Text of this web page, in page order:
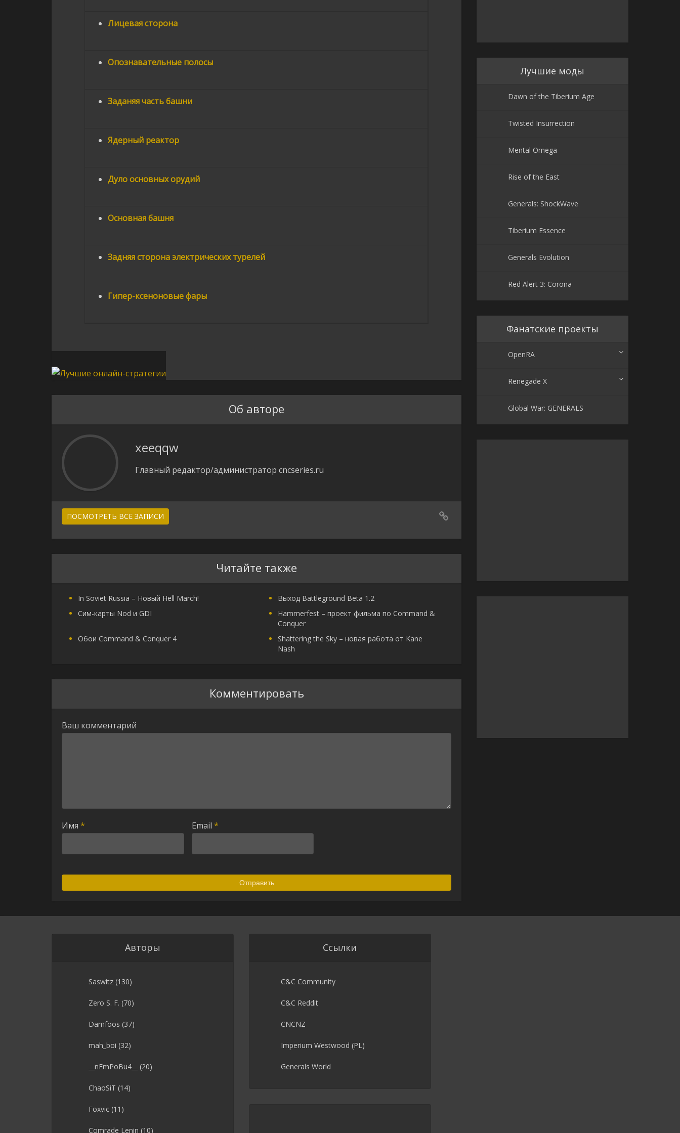
Лицевая сторона
Опознавательные полосы
Заданяя часть башни
Ядерный реактор
Дуло основных орудий
Основная башня
Задняя сторона электрических турелей
Гипер-ксеноновые фары
Об авторе
xeeqqw
Главный редактор/администратор cncseries.ru
ПОСМОТРЕТЬ ВСЕ ЗАПИСИ
Читайте также
In Soviet Russia – Новый Hell March!
Выход Battleground Beta 1.2
Сим-карты Nod и GDI
Hammerfest – проект фильма по Command &
Conquer
Обои Command & Conquer 4
Shattering the Sky – новая работа от Kane
Nash
Комментировать
Ваш комментарий
Имя * Email *
Лучшие моды
Dawn of the Tiberium Age
Twisted Insurrection
Mental Omega
Rise of the East
Generals: ShockWave
Tiberium Essence
Generals Evolution
Red Alert 3: Corona
Фанатские проекты
OpenRA
Renegade X
Global War: GENERALS
Авторы
Saswitz (130)
Zero S. F. (70)
Damfoos (37)
mah_boi (32)
__nEmPoBu4__ (20)
ChaoSiT (14)
Foxvic (11)
Comrade Lenin (10)
Ссылки
C&C Community
C&C Reddit
CNCNZ
Imperium Westwood (PL)
Generals World